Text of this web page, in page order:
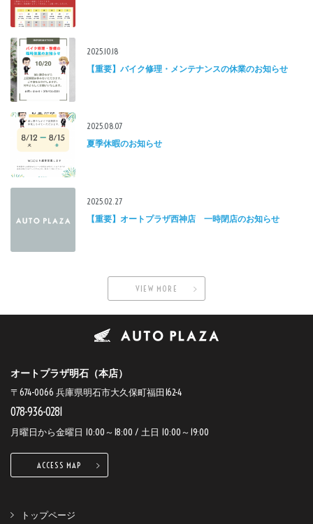
2025.10.18
【重要】バイク修理・メンテナンスの休業のお知らせ
2025.08.07
夏季休暇のお知らせ
2025.02.27
【重要】オートプラザ西神店 一時閉店のお知らせ
VIEW MORE
オートプラザ明石（本店）
〒674-0066 兵庫県明石市大久保町福田162-4
078-936-0281
月曜日から金曜日 10:00～18:00 / 土日 10:00～19:00
ACCESS MAP
トップページ